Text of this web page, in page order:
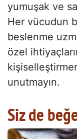
yumuşak ve
Her vücudun
beslenme
özel
unutmayın.
Siz de